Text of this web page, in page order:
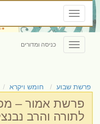
Toggle
navigation
Toggle
navigation
כניסה ומדורים
פרשת שבוע חומש ויקרא
פרשת אמור –
לתורה והרב נבנצל